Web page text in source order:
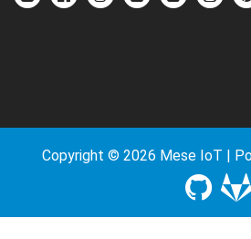
Copyright © 2026 Mese IoT |